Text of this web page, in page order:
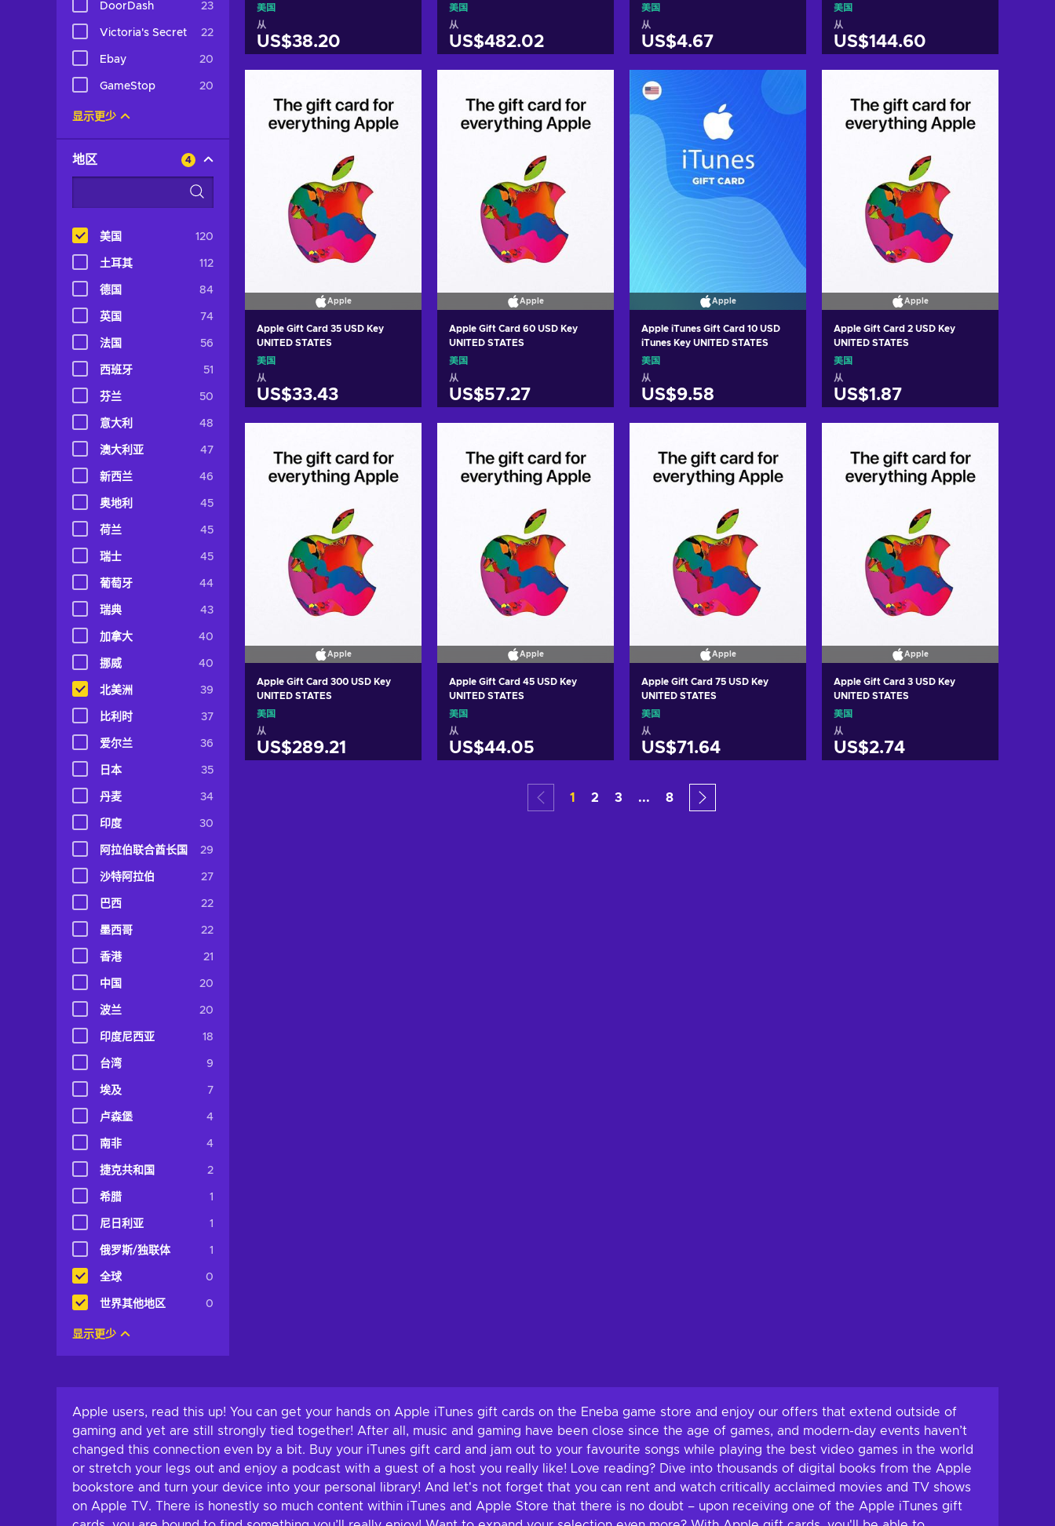
DoorDash 23
Victoria's Secret 22
Ebay 20
GameStop 20
显示更少
地区 4
美国 120
土耳其 112
德国 84
英国 74
法国 56
西班牙 51
芬兰 50
意大利 48
澳大利亚 47
新西兰 46
奥地利 45
荷兰 45
瑞士 45
葡萄牙 44
瑞典 43
加拿大 40
挪威 40
北美洲 39
比利时 37
爱尔兰 36
日本 35
丹麦 34
印度 30
阿拉伯联合酋长国 29
沙特阿拉伯 27
巴西 22
墨西哥 22
香港 21
中国 20
波兰 20
印度尼西亚 18
台湾 9
埃及 7
卢森堡 4
南非 4
捷克共和国 2
希腊 1
尼日利亚 1
俄罗斯/独联体 1
全球 0
世界其他地区 0
显示更少
美国
从
US$38.20
View offers
美国
从
US$482.02
View offers
美国
从
US$4.67
View offers
美国
从
US$144.60
View offers
Apple
Apple Gift Card 35 USD Key
UNITED STATES
美国
从
US$33.43
View offers
Apple
Apple Gift Card 60 USD Key
UNITED STATES
美国
从
US$57.27
View offers
Apple
Apple iTunes Gift Card 10 USD
iTunes Key UNITED STATES
美国
从
US$9.58
View offers
Apple
Apple Gift Card 2 USD Key
UNITED STATES
美国
从
US$1.87
View offers
Apple
Apple Gift Card 300 USD Key
UNITED STATES
美国
从
US$289.21
Apple
Apple Gift Card 45 USD Key
UNITED STATES
美国
从
US$44.05
加入购物车
View offers
Apple
Apple Gift Card 75 USD Key
UNITED STATES
美国
从
US$71.64
加入购物车
View offers
Apple
Apple Gift Card 3 USD Key
UNITED STATES
美国
从
US$2.74
1 2 3 ... 8
Apple users, read this up! You can get your hands on Apple iTunes gift cards on the Eneba game store and enjoy our offers that extend outside of
gaming and yet are still strongly tied together! After all, music and gaming have been close since the age of games, and modern-day events haven’t
changed this connection even by a bit. Buy your iTunes gift card and jam out to your favourite songs while playing the best video games in the world
or stretch your legs out and enjoy a podcast with a guest of a host you really like! Love reading? Dive into thousands of digital books from the Apple
bookstore and turn your device into your personal library! And let's not forget that you can rent and watch critically acclaimed movies and TV shows
on Apple TV. There is honestly so much content within iTunes and Apple Store that there is no doubt – upon receiving one of the Apple iTunes gift